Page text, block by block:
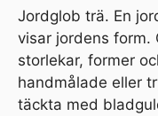
Jordglob trä. En
visar jordens form.
storlekar, former
handmålade eller
täckta med